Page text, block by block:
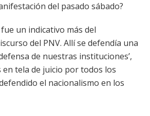
del pasado sábado?
un indicativo más del
del PNV. Allí se defendía una
de nuestras instituciones’,
tela de juicio por todos los
el nacionalismo en los